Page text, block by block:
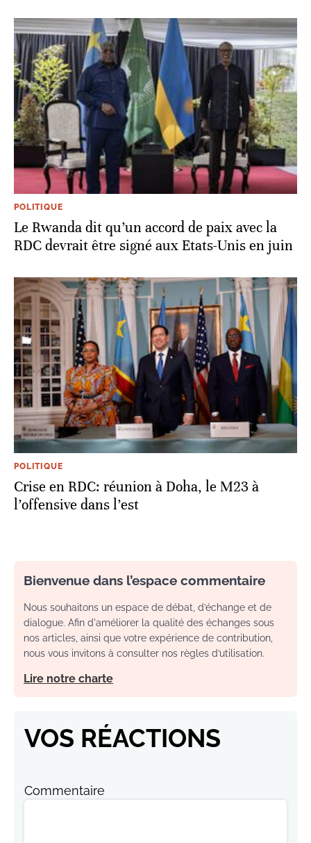
POLITIQUE
Le Rwanda dit qu’un accord de paix avec la
RDC devrait être signé aux Etats-Unis en juin
POLITIQUE
Crise en RDC: réunion à Doha, le M23 à
l’offensive dans l’est
Bienvenue dans l’espace commentaire
Nous souhaitons un espace de débat, d’échange et de
dialogue. Afin d'améliorer la qualité des échanges sous
nos articles, ainsi que votre expérience de contribution,
nous vous invitons à consulter nos règles d’utilisation.
Lire notre charte
VOS RÉACTIONS
Commentaire